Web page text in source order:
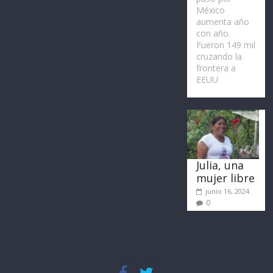
México
aumenta año
con año.
Fueron 149 mil
cruzando la
frontera a
EEUU
Julia, una
mujer libre
junio 16, 2024
0